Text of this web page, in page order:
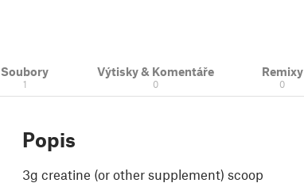
Soubory
1
Výtisky & Komentáře
0
Remixy
0
Popis
3g creatine (or other supplement) scoop